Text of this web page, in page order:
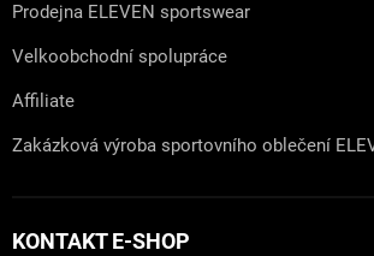
Prodejna ELEVEN sportswear
Velkoobchodní spolupráce
Affiliate
Zakázková výroba sportovního oblečení
KONTAKT E-SHOP